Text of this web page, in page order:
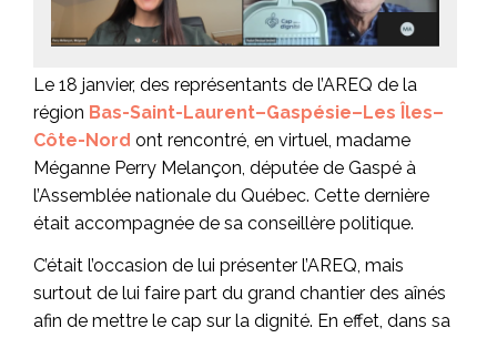
Le 18 janvier, des représentants de l’AREQ de la
région Bas-Saint-Laurent–Gaspésie–Les Îles–
Côte-Nord ont rencontré, en virtuel, madame
Méganne Perry Melançon, députée de Gaspé à
l’Assemblée nationale du Québec. Cette dernière
était accompagnée de sa conseillère politique.
C’était l’occasion de lui présenter l’AREQ, mais
surtout de lui faire part du grand chantier des aînés
afin de mettre le cap sur la dignité. En effet, dans sa